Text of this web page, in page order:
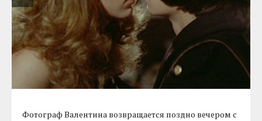
Фотограф Валентина возвращается поздно вечером с